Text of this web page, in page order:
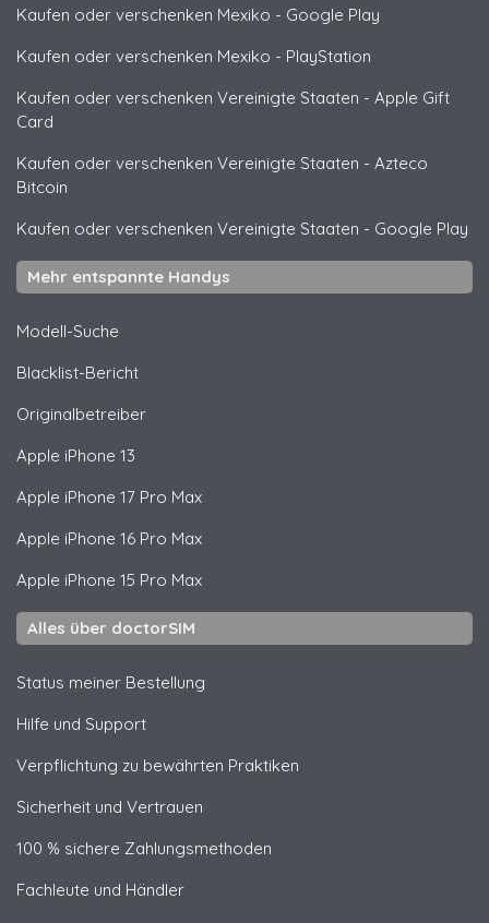
Kaufen oder verschenken Mexiko - Google Play
Kaufen oder verschenken Mexiko - PlayStation
Kaufen oder verschenken Vereinigte Staaten - Apple Gift
Card
Kaufen oder verschenken Vereinigte Staaten - Azteco
Bitcoin
Kaufen oder verschenken Vereinigte Staaten - Google Play
Mehr entspannte Handys
Modell-Suche
Blacklist-Bericht
Originalbetreiber
Apple iPhone 13
Apple iPhone 17 Pro Max
Apple iPhone 16 Pro Max
Apple iPhone 15 Pro Max
Alles über doctorSIM
Status meiner Bestellung
Hilfe und Support
Verpflichtung zu bewährten Praktiken
Sicherheit und Vertrauen
100 % sichere Zahlungsmethoden
Fachleute und Händler